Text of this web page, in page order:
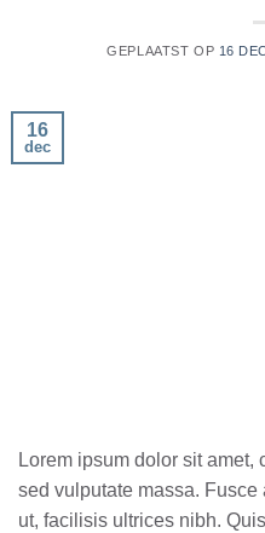
GEPLAATST OP 16
16
dec
Lorem ipsum dolor sit
sed vulputate massa.
ut, facilisis ultrices nibh.